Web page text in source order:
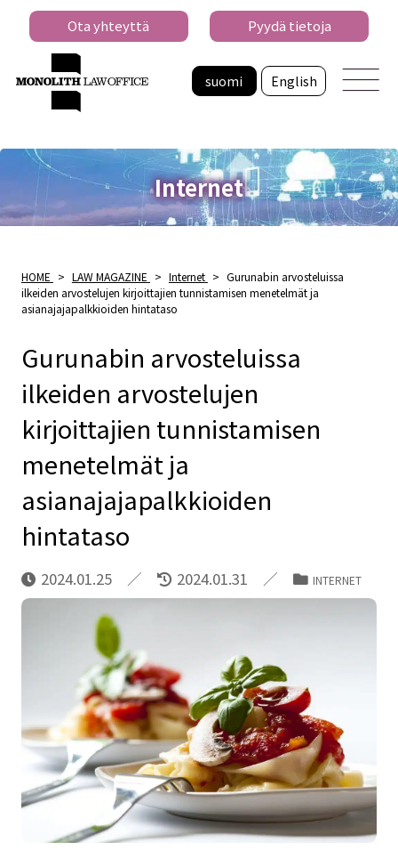
suomi English
Ota yhteyttä Pyydä tietoja
Internet
HOME > LAW MAGAZINE > Internet > Gurunabin arvosteluissa
ilkeiden arvostelujen kirjoittajien tunnistamisen menetelmät ja
asianajajapalkkioiden hintataso
Gurunabin arvosteluissa
ilkeiden arvostelujen
kirjoittajien tunnistamisen
menetelmät ja
asianajajapalkkioiden
hintataso
2024.01.25 2024.01.31 INTERNET